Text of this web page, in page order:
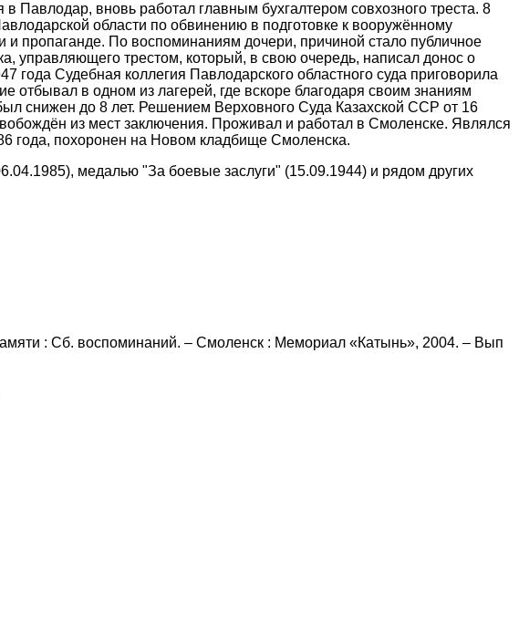
вновь работал главным бухгалтером совхозного треста. 8
области по обвинению в подготовке к вооружённому
и пропаганде. По воспоминаниям дочери, причиной стало публичное
управляющего трестом, который, в свою очередь, написал донос о
Судебная коллегия Павлодарского областного суда приговорила
отбывал в одном из лагерей, где вскоре благодаря своим знаниям
снижен до 8 лет. Решением Верховного Суда Казахской ССР от 16
из мест заключения. Проживал и работал в Смоленске. Являлся
года, похоронен на Новом кладбище Смоленска.
медалью "За боевые заслуги" (15.09.1944) и рядом других
: Сб. воспоминаний. – Смоленск : Мемориал «Катынь», 2004. – Вып